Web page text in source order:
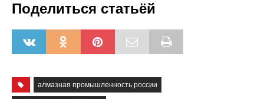
Поделиться статьёй
алмазная промышленность россии